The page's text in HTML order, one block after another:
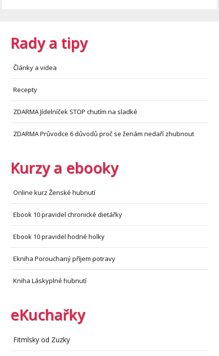
Rady a tipy
Články a videa
Recepty
ZDARMA Jídelníček STOP chutím na sladké
ZDARMA Průvodce 6 důvodů proč se ženám nedaří zhubnout
Kurzy a ebooky
Online kurz Ženské hubnutí
Ebook 10 pravidel chronické dietářky
Ebook 10 pravidel hodné holky
Ekniha Porouchaný příjem potravy
Kniha Láskyplné hubnutí
eKuchařky
Fitmlsky od Zuzky